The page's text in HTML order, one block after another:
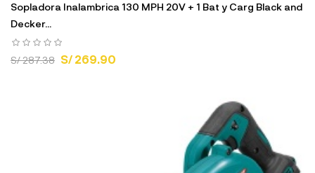
Sopladora Inalambrica 130 MPH 20V + 1 Bat y Carg Black and
Decker...
S/ 287.38 S/ 269.90